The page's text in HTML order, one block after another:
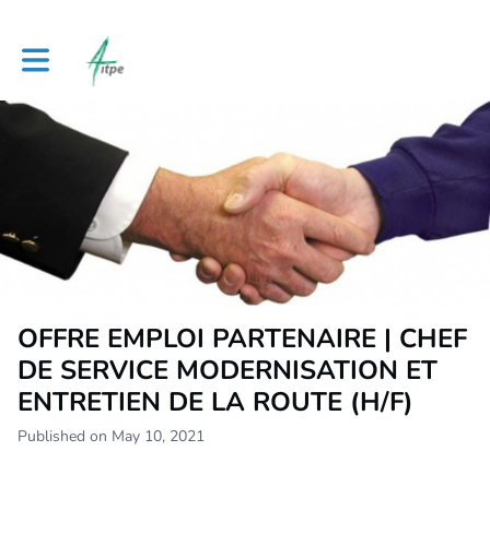
Toggle main navigation
OFFRE EMPLOI PARTENAIRE | CHEF
DE SERVICE MODERNISATION ET
ENTRETIEN DE LA ROUTE (H/F)
Published on May 10, 2021